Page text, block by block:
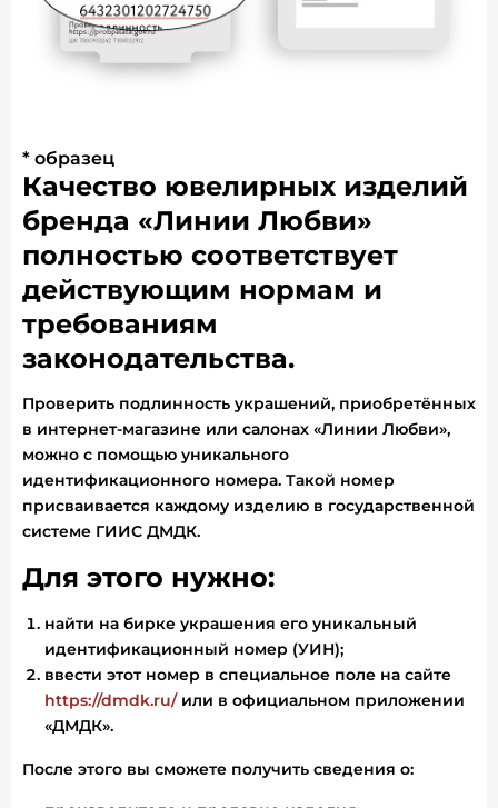
* образец
Качество ювелирных изделий
бренда «Линии Любви»
полностью соответствует
действующим нормам и
требованиям
законодательства.
Проверить подлинность украшений, приобретённых
в интернет-магазине или салонах «Линии Любви»,
можно с помощью уникального
идентификационного номера. Такой номер
присваивается каждому изделию в государственной
системе ГИИС ДМДК.
Для этого нужно:
найти на бирке украшения его уникальный
идентификационный номер (УИН);
ввести этот номер в специальное поле на сайте
https://dmdk.ru/или в официальном приложении
«ДМДК».
После этого вы сможете получить сведения о: